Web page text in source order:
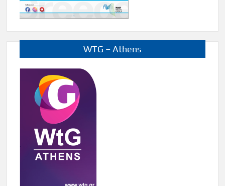
WTG – Athens